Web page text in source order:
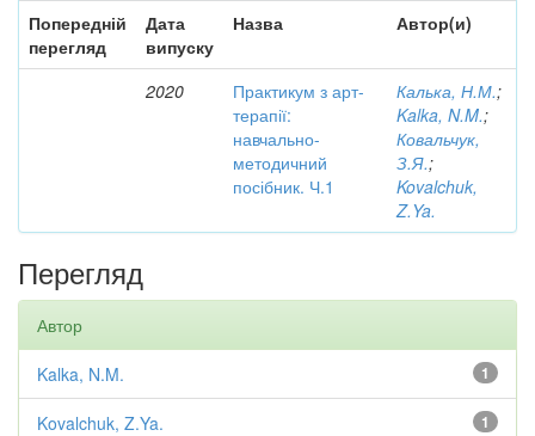
Попередній
перегляд
Дата
випуску
Назва Автор(и)
2020
Практикум з арт-
терапії:
навчально-
методичний
посібник. Ч.1
Калька, Н.М.;
Kalka, N.M.;
Ковальчук,
З.Я.;
Kovalchuk,
Z.Ya.
Перегляд
Автор
1
Kalka, N.M.
1
Kovalchuk, Z.Ya.